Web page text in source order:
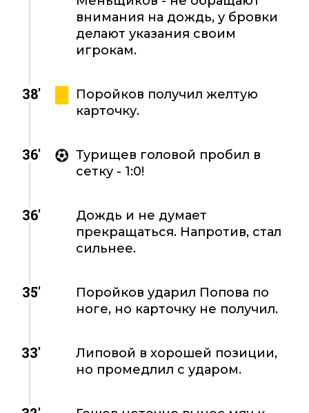
внимания на дождь, у бровки
делают указания своим
игрокам.
38'
Поройков получил желтую
карточку.
36'
Турищев головой пробил в
сетку - 1:0!
36'
Дождь и не думает
прекращаться. Напротив, стал
сильнее.
35'
Поройков ударил Попова по
ноге, но карточку не получил.
33'
Липовой в хорошей позиции,
но промедлил с ударом.